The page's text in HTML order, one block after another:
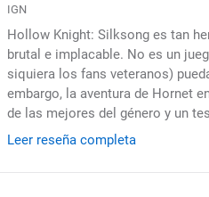
IGN
Hollow Knight: Silksong es tan
brutal e implacable. No es un
siquiera los fans veteranos)
embargo, la aventura de Hornet
de las mejores del género y un
Leer reseña completa